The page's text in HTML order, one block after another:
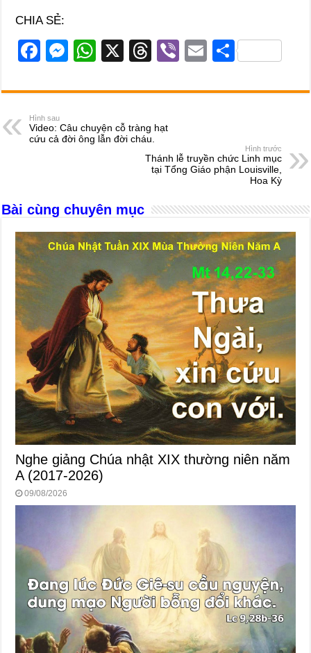
CHIA SẺ:
F
c
e
b
k
M
ss
n
W
at
A
X
T
e
d
s
Vi
er
E
ail
S
ar
Hình sau
Video: Câu chuyện cỗ tràng hạt
cứu cả đời ông lẫn đời cháu.
Hình trước
Thánh lễ truyền chức Linh mục
tại Tổng Giáo phận Louisville,
Hoa Kỳ
Bài cùng chuyên mục
Nghe giảng Chúa nhật XIX thường niên năm
A (2017-2026)
09/08/2026